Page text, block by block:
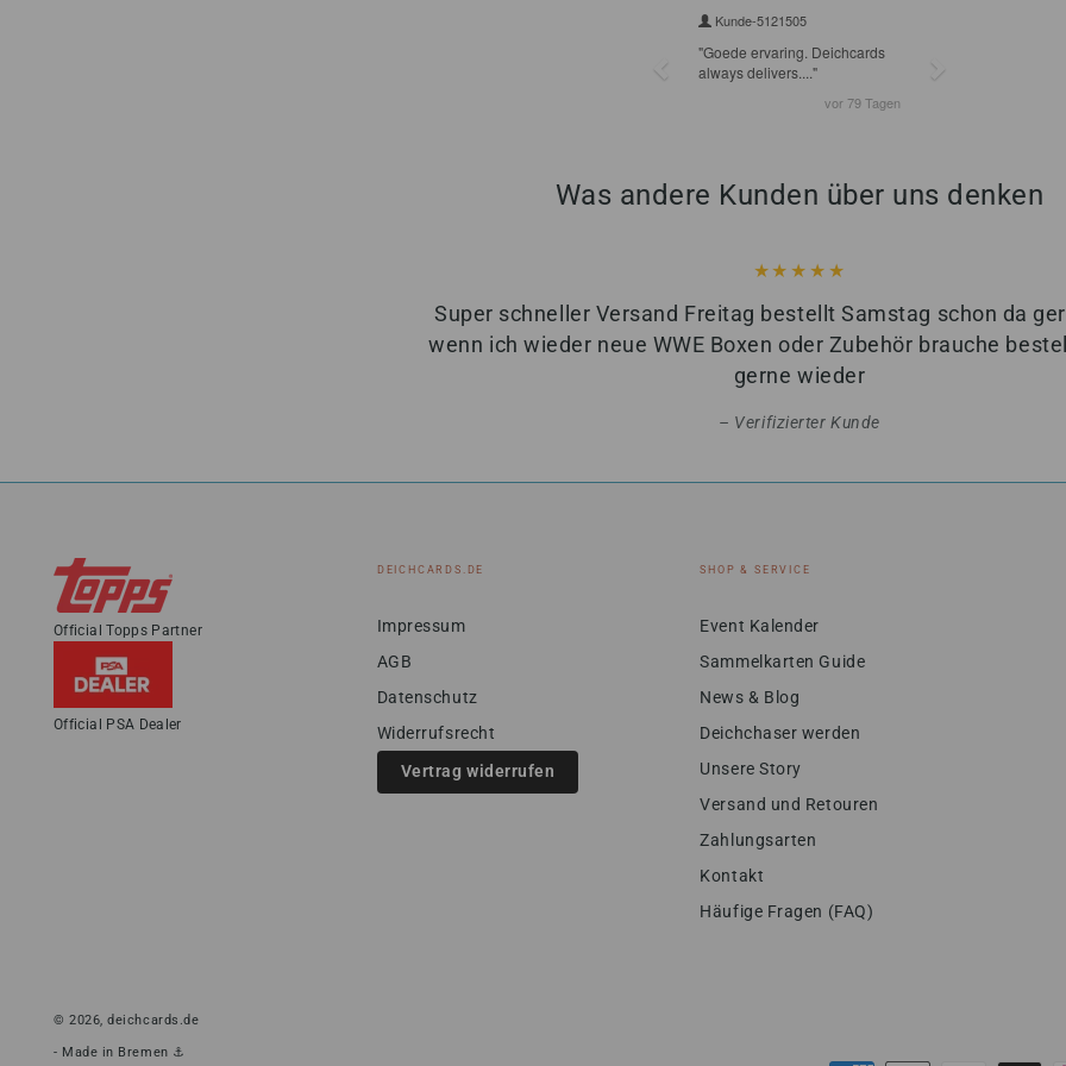
Was andere Kunden über uns denken
Super schneller Versand Freitag bestellt Samstag schon da
wenn ich wieder neue WWE Boxen oder Zubehör brauche
gerne wieder
Verifizierter Kunde
Official Topps Partner
Official PSA Dealer
DEICHCARDS.DE
Impressum
AGB
Datenschutz
Widerrufsrecht
Vertrag widerrufen
SHOP & SERVICE
Event Kalender
Sammelkarten Guide
News & Blog
Deichchaser werden
Unsere Story
Versand und Retouren
Zahlungsarten
Kontakt
Häufige Fragen (FAQ)
© 2026,deichcards.de
- Made in Bremen ⚓